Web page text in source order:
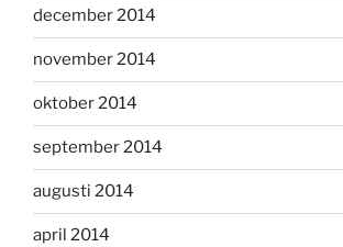
december 2014
november 2014
oktober 2014
september 2014
augusti 2014
april 2014